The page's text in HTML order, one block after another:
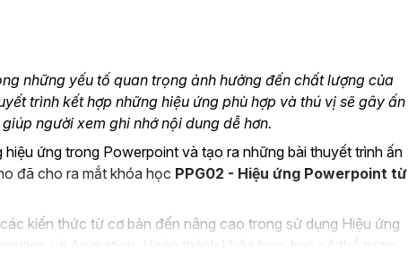
những yếu tố quan trọng ảnh hưởng đến chất lượng của
trình kết hợp những hiệu ứng phù hợp và thú vị sẽ gây ấn
người xem ghi nhớ nội dung dễ hơn.
ứng trong Powerpoint và tạo ra những bài thuyết trình ấn
đã cho ra mắt khóa học PPG02 - Hiệu ứng Powerpoint từ
kiến thức từ cơ bản đến nâng cao trong sử dụng Hiệu ứng
và Animation. Hoàn thành khóa học, bạn có thể tự tin